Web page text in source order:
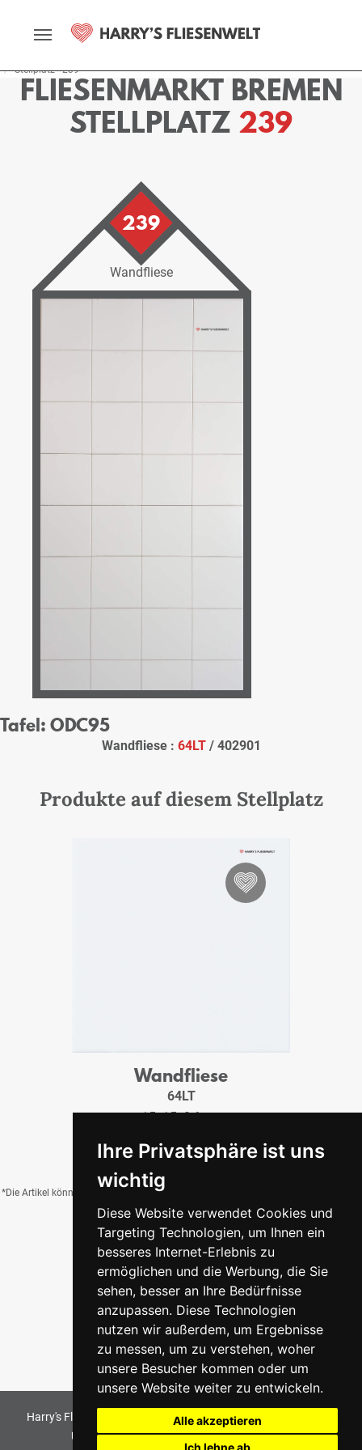
Ihre Privatsphäre ist uns
wichtig
Diese Website verwendet Cookies und
Targeting Technologien, um Ihnen ein
besseres Internet-Erlebnis zu
ermöglichen und die Werbung, die Sie
sehen, besser an Ihre Bedürfnisse
anzupassen. Diese Technologien
nutzen wir außerdem, um Ergebnisse
zu messen, um zu verstehen, woher
unsere Besucher kommen oder um
unsere Website weiter zu entwickeln.
Alle akzeptieren
Ich lehne ab
Stellplatz - 239
FLIESENMARKT BREMEN
STELLPLATZ 239
239
Wandfliese
Tafel: ODC95
Wandfliese : 64LT/ 402901
Produkte auf diesem Stellplatz
Wandfliese
64LT
15x15x0,6 cm
*Die Artikel können durch Belichtung, Charge, Brand, Formate und weitere Einflüsse
von der Abbildung abweichen.
Harry's Fliesenmarkt GmbH & Co KG2026. All Rights Reserved
Umsetzung und Bereitstellung durchw3e.de